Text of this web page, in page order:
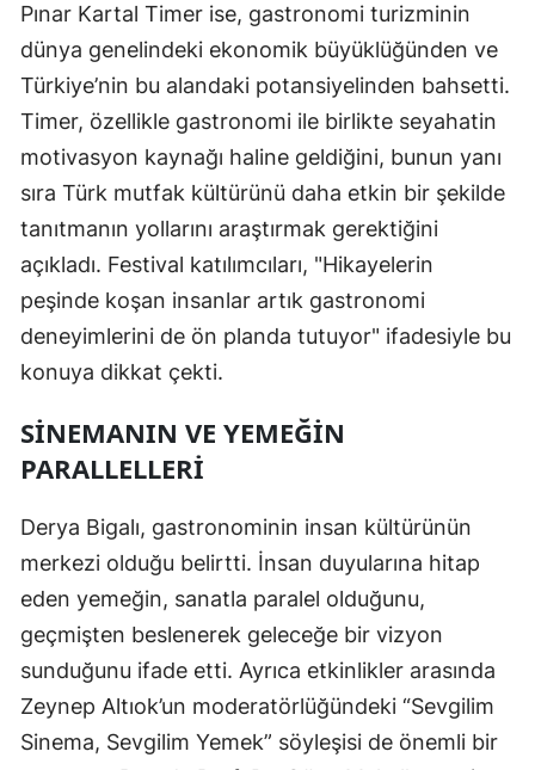
Pınar Kartal Timer ise, gastronomi turizminin
dünya genelindeki ekonomik büyüklüğünden ve
Türkiye’nin bu alandaki potansiyelinden bahsetti.
Timer, özellikle gastronomi ile birlikte seyahatin
motivasyon kaynağı haline geldiğini, bunun yanı
sıra Türk mutfak kültürünü daha etkin bir şekilde
tanıtmanın yollarını araştırmak gerektiğini
açıkladı. Festival katılımcıları, "Hikayelerin
peşinde koşan insanlar artık gastronomi
deneyimlerini de ön planda tutuyor" ifadesiyle bu
konuya dikkat çekti.
SINEMANIN VE YEMEĞIN
PARALLELLERI
Derya Bigalı, gastronominin insan kültürünün
merkezi olduğu belirtti. İnsan duyularına hitap
eden yemeğin, sanatla paralel olduğunu,
geçmişten beslenerek geleceğe bir vizyon
sunduğunu ifade etti. Ayrıca etkinlikler arasında
Zeynep Altıok’un moderatörlüğündeki “Sevgilim
Sinema, Sevgilim Yemek” söyleşisi de önemli bir